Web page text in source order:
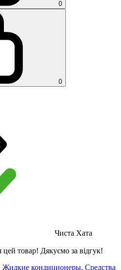
0
0
Чиста Хата
товар! Дякуємо за відгук!
Жидкие кондиционеры, Средства